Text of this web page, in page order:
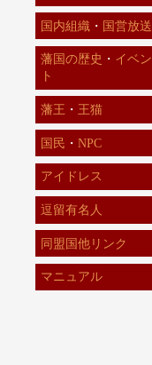
国内組織 ・ 国営放送
藩国の歴史 ・ イベン
ト
藩王 ・ 王猫
国民 ・ NPC
アイドレス
逗留有名人
同盟国他リンク
マニュアル